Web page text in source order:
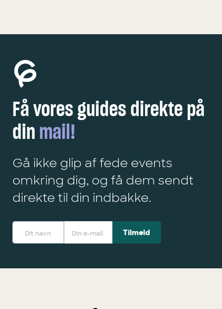
Få vores guides direkte på
din mail!
Gå ikke glip af fede events
omkring dig, og få dem sendt
direkte til din indbakke.